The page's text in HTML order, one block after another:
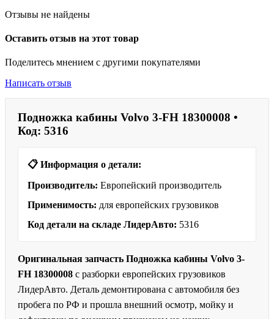
Отзывы не найдены
Оставить отзыв на этот товар
Поделитесь мнением с другими покупателями
Написать отзыв
Подножка кабины Volvo 3-FH 18300008 •
Код: 5316
📋 Информация о детали:
Производитель: Европейский производитель
Применимость: для европейских грузовиков
Код детали на складе ЛидерАвто: 5316
Оригинальная запчасть Подножка кабины Volvo 3-
FH 18300008 с разборки европейских грузовиков
ЛидерАвто. Деталь демонтирована с автомобиля без
пробега по РФ и прошла внешний осмотр, мойку и